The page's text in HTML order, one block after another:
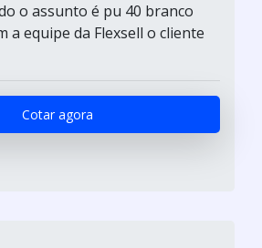
o assunto é pu 40 branco
a equipe da Flexsell o cliente
Cotar agora